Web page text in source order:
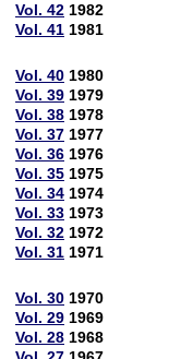
Vol. 42 1982
Vol. 41 1981
Vol. 40 1980
Vol. 39 1979
Vol. 38 1978
Vol. 37 1977
Vol. 36 1976
Vol. 35 1975
Vol. 34 1974
Vol. 33 1973
Vol. 32 1972
Vol. 31 1971
Vol. 30 1970
Vol. 29 1969
Vol. 28 1968